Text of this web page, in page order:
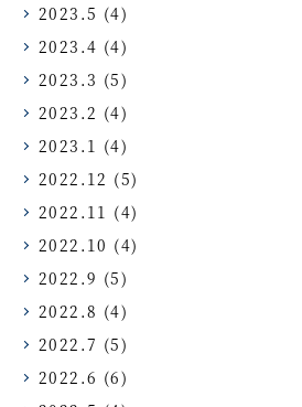
2023.5 (4)
2023.4 (4)
2023.3 (5)
2023.2 (4)
2023.1 (4)
2022.12 (5)
2022.11 (4)
2022.10 (4)
2022.9 (5)
2022.8 (4)
2022.7 (5)
2022.6 (6)